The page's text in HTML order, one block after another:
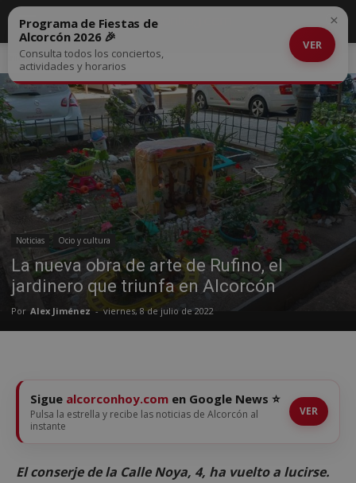
Inicio Noticias
Noticias Ocio y cultura
La nueva obra de arte de Rufino, el
jardinero que triunfa en Alcorcón
Por Alex Jiménez - viernes, 8 de julio de 2022
Programa de Fiestas de
Alcorcón 2026 🎉
Consulta todos los conciertos,
actividades y horarios
VER
×
Sigue alcorconhoy.com en Google News ⭐
Pulsa la estrella y recibe las noticias de Alcorcón al
instante
VER
El conserje de la Calle Noya, 4, ha vuelto a lucirse.